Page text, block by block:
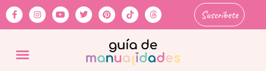
Suscríbete